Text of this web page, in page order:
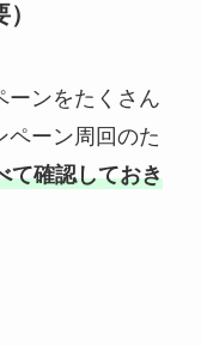
ーンをたくさん
ペーン周回のた
て確認しておき